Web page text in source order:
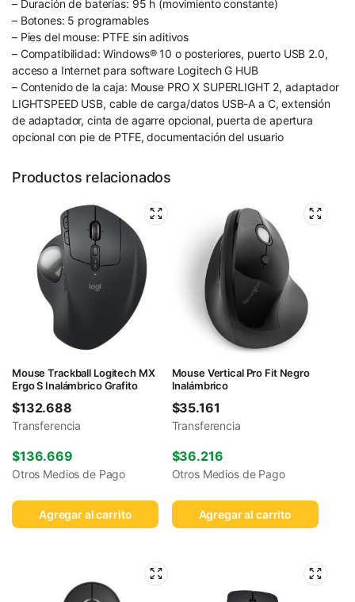
– Duración de baterías: 95 h (movimiento constante)
– Botones: 5 programables
– Pies del mouse: PTFE sin aditivos
– Compatibilidad: Windows® 10 o posteriores, puerto USB 2.0,
acceso a Internet para software Logitech G HUB
– Contenido de la caja: Mouse PRO X SUPERLIGHT 2, adaptador
LIGHTSPEED USB, cable de carga/datos USB-A a C, extensión
de adaptador, cinta de agarre opcional, puerta de apertura
opcional con pie de PTFE, documentación del usuario
Productos relacionados
Mouse Trackball Logitech MX
Ergo S Inalámbrico Grafito
$132.688
Transferencia
$136.669
Otros Medios de Pago
Agregar al carrito
Mouse Vertical Pro Fit Negro
Inalámbrico
$35.161
Transferencia
$36.216
Otros Medios de Pago
Agregar al carrito